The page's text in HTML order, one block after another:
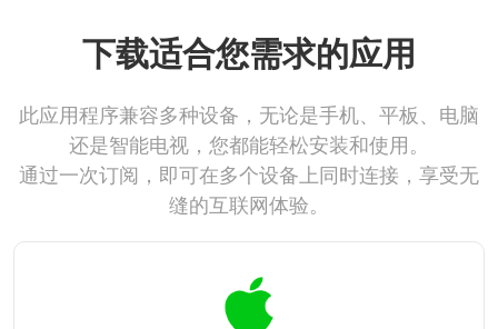
下载适合您需求的应用
此应用程序兼容多种设备，无论是手机、平板、电脑
还是智能电视，您都能轻松安装和使用。
通过一次订阅，即可在多个设备上同时连接，享受无
缝的互联网体验。